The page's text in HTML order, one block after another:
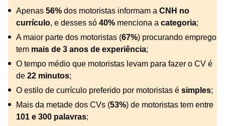
Apenas 56% dos motoristas informam a CNH no
currículo, e desses só 40% menciona a categoria;
A maior parte dos motoristas (67%) procurando emprego
tem mais de 3 anos de experiência;
O tempo médio que motoristas levam para fazer o CV é
de 22 minutos;
O estilo de currículo preferido por motoristas é simples;
Mais da metade dos CVs (53%) de motoristas tem entre
101 e 300 palavras;